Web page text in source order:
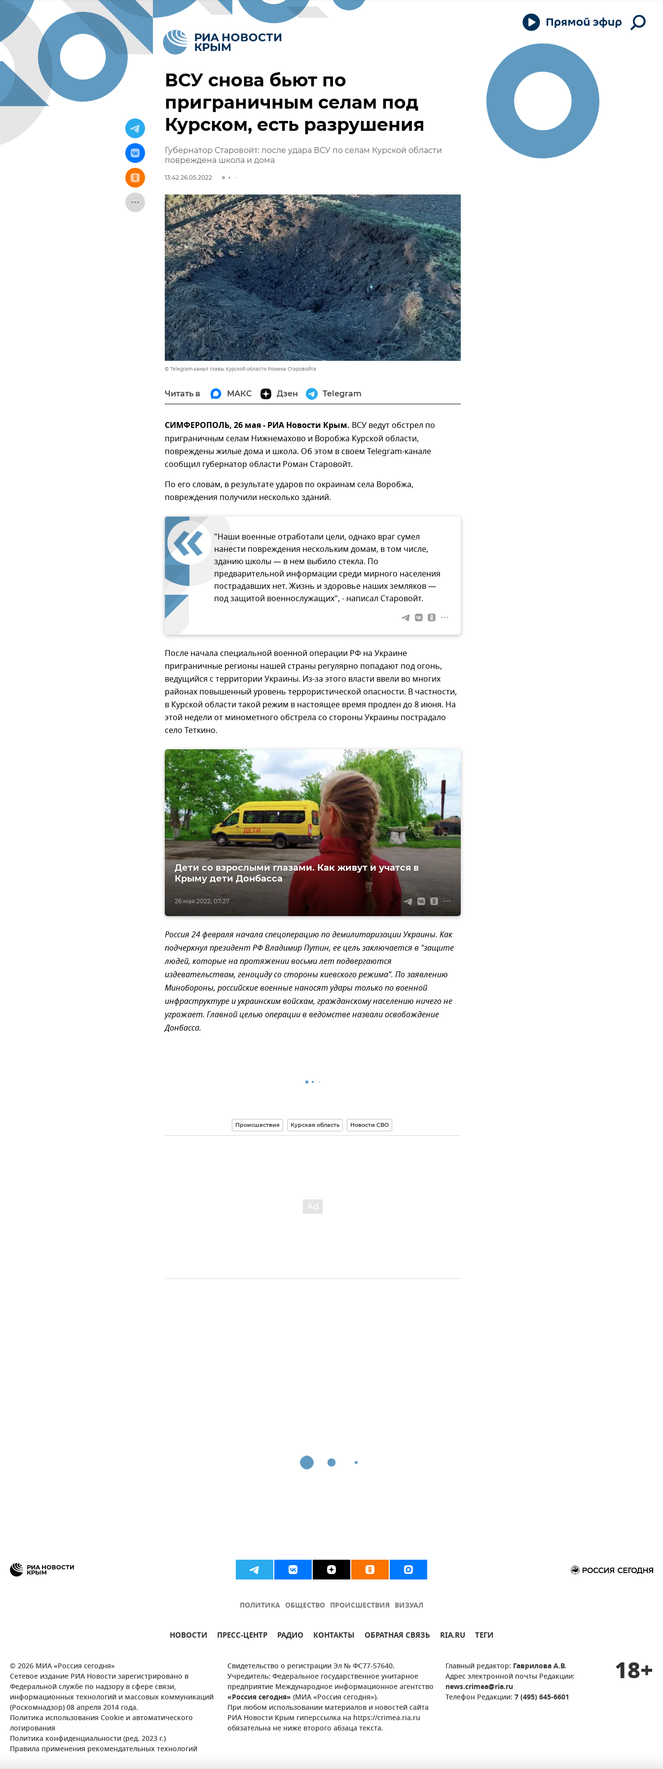
ВСУ снова бьют по
приграничным селам под
Курском, есть разрушения
Губернатор Старовойт: после удара ВСУ по селам Курской области
повреждена школа и дома
13:42 26.05.2022
© Telegram-канал главы Курской области Романа Старовойта
Читать в МАКС Дзен Telegram
СИМФЕРОПОЛЬ, 26 мая - РИА Новости Крым. ВСУ ведут обстрел по
приграничным селам Нижнемахово и Воробжа Курской области,
повреждены жилые дома и школа. Об этом в своем Telegram-канале
сообщил губернатор области Роман Старовойт.
По его словам, в результате ударов по окраинам села Воробжа,
повреждения получили несколько зданий.
"Наши военные отработали цели, однако враг сумел
нанести повреждения нескольким домам, в том числе,
зданию школы — в нем выбило стекла. По
предварительной информации среди мирного населения
пострадавших нет. Жизнь и здоровье наших земляков —
под защитой военнослужащих", - написал Старовойт.
После начала специальной военной операции РФ на Украине
приграничные регионы нашей страны регулярно попадают под огонь,
ведущийся с территории Украины. Из-за этого власти ввели во многих
районах повышенный уровень террористической опасности. В частности,
в Курской области такой режим в настоящее время продлен до 8 июня. На
этой недели от минометного обстрела со стороны Украины пострадало
село Теткино.
26 мая 2022, 07:27
Дети со взрослыми глазами. Как живут и учатся в
Крыму дети Донбасса
Россия 24 февраля начала спецоперацию по демилитаризации Украины. Как
подчеркнул президент РФ Владимир Путин, ее цель заключается в "защите
людей, которые на протяжении восьми лет подвергаются
издевательствам, геноциду со стороны киевского режима". По заявлению
Минобороны, российские военные наносят удары только по военной
инфраструктуре и украинским войскам, гражданскому населению ничего не
угрожает. Главной целью операции в ведомстве назвали освобождение
Донбасса.
Происшествия Курская область Новости СВО
ПОЛИТИКА ОБЩЕСТВО ПРОИСШЕСТВИЯ ВИЗУАЛ
НОВОСТИ ПРЕСС-ЦЕНТР РАДИО КОНТАКТЫ ОБРАТНАЯ СВЯЗЬ RIA.RU ТЕГИ
© 2026 МИА «Россия сегодня»
Сетевое издание РИА Новости зарегистрировано в
Федеральной службе по надзору в сфере связи,
информационных технологий и массовых коммуникаций
(Роскомнадзор) 08 апреля 2014 года.
Политика использования Cookie и автоматического
логирования
Политика конфиденциальности (ред. 2023 г.)
Правила применения рекомендательных технологий
Свидетельство о регистрации Эл № ФС77-57640.
Учредитель: Федеральное государственное унитарное
предприятие Международное информационное агентство
«Россия сегодня» (МИА «Россия сегодня»).
При любом использовании материалов и новостей сайта
РИА Новости Крым гиперссылка на https://crimea.ria.ru
обязательна не ниже второго абзаца текста.
Главный редактор: Гаврилова А.В.
Адрес электронной почты Редакции:
news.crimea@ria.ru
Телефон Редакции: 7 (495) 645-6601
18+